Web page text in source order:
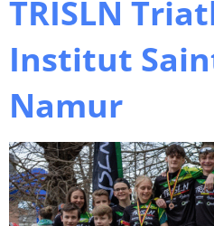
TRISLN
Institut
Namur